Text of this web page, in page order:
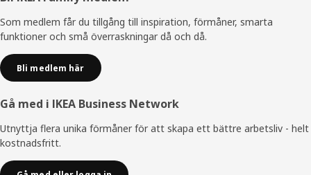
Som medlem får du tillgång till inspiration, förmåner, smarta
funktioner och små överraskningar då och då.
Bli medlem här
Gå med i IKEA Business Network
Utnyttja flera unika förmåner för att skapa ett bättre arbetsliv - helt
kostnadsfritt.